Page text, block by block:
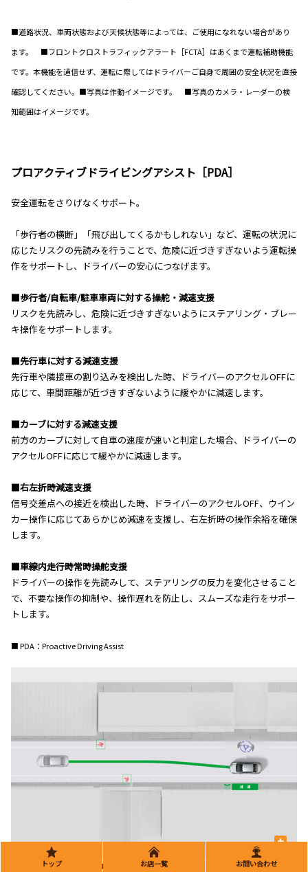
■道路状況、車両状態および天候状態等によっては、ご使用になれない場合があり
ます。 ■フロントクロストラフィックアラート［FCTA］はあくまで運転補助機能
です。本機能を過信せず、運転に際してはドライバーご自身で周囲の安全状況を直接
確認してください。■写真は作動イメージです。 ■写真のカメラ・レーダーの検
知範囲はイメージです。
プロアクティブドライビングアシスト［PDA］
安全運転をさりげなくサポート。
「歩行者の横断」「飛び出してくるかもしれない」など、運転の状況に
応じたリスクの先読みを行うことで、危険に近づきすぎないよう運転操
作をサポートし、ドライバーの安心につなげます。
■歩行者/自転車/駐車車両に対する操舵・減速支援
リスクを先読みし、危険に近づきすぎないようにステアリング・ブレー
キ操作をサポートします。
■先行車に対する減速支援
先行車や隣接車の割り込みを検出した時、ドライバーのアクセルOFFに
応じて、車間距離が近づきすぎないように緩やかに減速します。
■カーブに対する減速支援
前方のカーブに対して自車の速度が速いと判定した場合、ドライバーの
アクセルOFFに応じて緩やかに減速します。
■右左折時減速支援
信号交差点への接近を検出した時、ドライバーのアクセルOFF、ウイン
カー操作に応じてあらかじめ減速を支援し、右左折時の操作余裕を確保
します。
■車線内走行時常時操舵支援
ドライバーの操作を先読みして、ステアリングの反力を変化させること
で、不要な操作の抑制や、操作遅れを防止し、スムーズな走行をサポー
トします。
■ PDA：Proactive Driving Assist
+
歩行者/自転車/駐車車両に対する支援［操舵・減速制御］
トップ お店一覧 お問い合わせ